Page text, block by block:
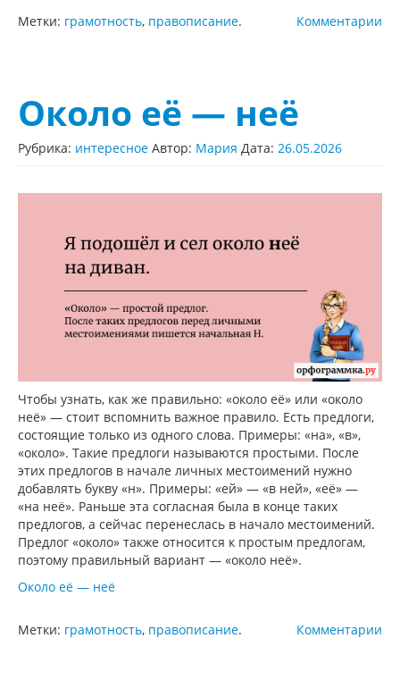
Комментарии
Метки: грамотность, правописание.
Около её — неё
Рубрика: интересное Автор: Мария Дата: 26.05.2026
Чтобы узнать, как же правильно: «около её» или «около
неё» — стоит вспомнить важное правило. Есть предлоги,
состоящие только из одного слова. Примеры: «на», «в»,
«около». Такие предлоги называются простыми. После
этих предлогов в начале личных местоимений нужно
добавлять букву «н». Примеры: «ей» — «в ней», «её» —
«на неё». Раньше эта согласная была в конце таких
предлогов, а сейчас перенеслась в начало местоимений.
Предлог «около» также относится к простым предлогам,
поэтому правильный вариант — «около неё».
Около её — неё
Комментарии
Метки: грамотность, правописание.